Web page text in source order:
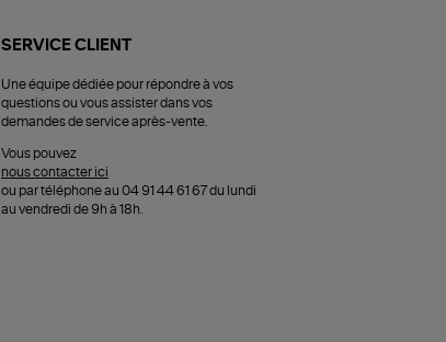
SERVICE CLIENT
Une équipe dédiée pour répondre à vos
questions ou vous assister dans vos
demandes de service après-vente.
Vous pouvez
nous contacter ici
ou par téléphone au 04 91 44 61 67 du lundi
au vendredi de 9h à 18h.